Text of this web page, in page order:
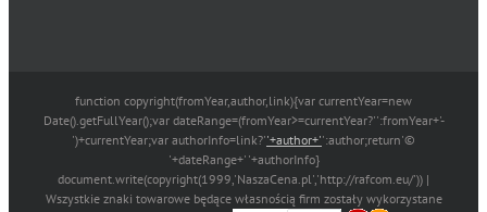
function copyright(fromYear,author,link){var currentYear=new
Date().getFullYear();var dateRange=(fromYear>=currentYear?'':fromYear+'-
')+currentYear;var authorInfo=link?''+author+'':author;return'©
'+dateRange+' '+authorInfo}
document.write(copyright(1999,'NaszaCena.pl','http://rafcom.eu/')) |
Wszystkie znaki towarowe będące własnością firm zostały wykorzystane